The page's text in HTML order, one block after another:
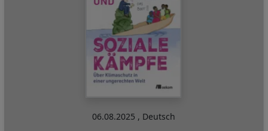
06.08.2025 , Deutsch